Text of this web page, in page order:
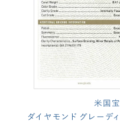
米国
ダイヤモンド グレーデ